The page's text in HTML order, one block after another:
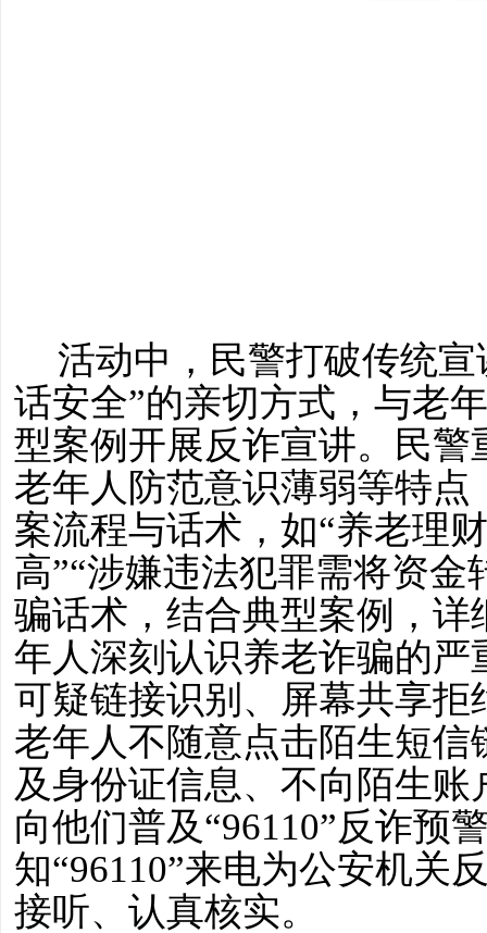
活动中 ，民警打破传统
话安全”的亲切方式，与老
型案例开展反诈宣讲。民
老年人防范意识薄弱等特
案流程与话术，如“养老理
高”“涉嫌违法犯罪需将资金
骗话术，结合典型案例，
年人深刻认识养老诈骗的严
可疑链接识别、屏幕共享
老年人不随意点击陌生短
及身份证信息、不向陌生
向他们普及“96110”反诈预
知“96110”来电为公安机关
接听、认真核实。